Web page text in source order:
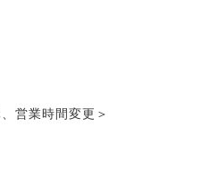
営業時間変更＞